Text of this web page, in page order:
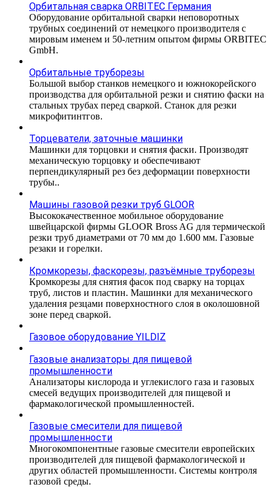
Орбитальная сварка ORBITEC Германия
Оборудование орбитальной сварки неповоротных
трубных соединений от немецкого производителя с
мировым именем и 50-летним опытом фирмы ORBITEC
GmbH.
Орбитальные труборезы
Большой выбор станков немецкого и южнокорейского
производства для орбитальной резки и снятию фаски на
стальных трубах перед сваркой. Станок для резки
микрофитинтгов.
Торцеватели, заточные машинки
Машинки для торцовки и снятия фаски. Производят
механическую торцовку и обеспечивают
перпендикулярный рез без деформации поверхности
трубы..
Машины газовой резки труб GLOOR
Высококачественное мобильное оборудование
швейцарской фирмы GLOOR Bross AG для термической
резки труб диаметрами от 70 мм до 1.600 мм. Газовые
резаки и горелки.
Кромкорезы, фаскорезы, разъёмные труборезы
Кромкорезы для снятия фасок под сварку на торцах
труб, листов и пластин. Машинки для механического
удаления резцами поверхностного слоя в околошовной
зоне перед сваркой.
Газовое оборудование YILDIZ
Газовые анализаторы для пищевой
промышленности
Анализаторы кислорода и углекислого газа и газовых
смесей ведущих производителей для пищевой и
фармакологической промышленностей.
Газовые смесители для пищевой
промышленности
Многокомпонентные газовые смесители европейских
производителей для пищевой фармакологической и
других областей промышленности. Системы контроля
газовой среды.